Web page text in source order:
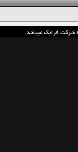
شرکت فرابک میباشد.